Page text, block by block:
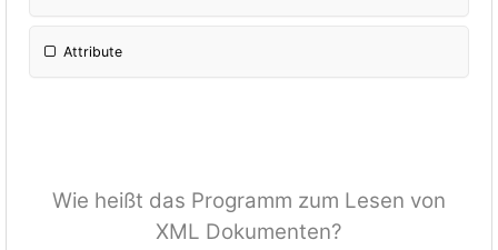
Attribute
Wie heißt das Programm zum Lesen von
XML Dokumenten?